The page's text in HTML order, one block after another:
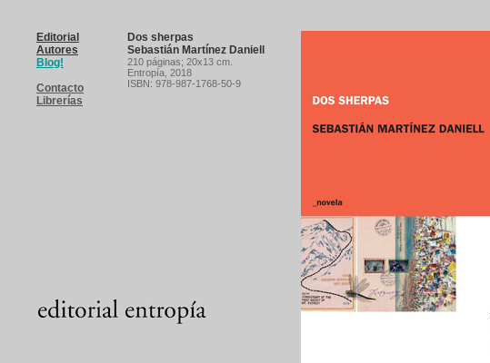
Editorial
Autores
Blog!
Contacto
Librerías
Dos sherpas
Sebastián Martínez Daniell
210 páginas; 20x13 cm.
Entropía, 2018
ISBN: 978-987-1768-50-9